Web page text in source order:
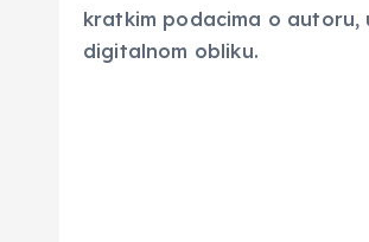
kratkim podacima o autoru,
digitalnom obliku.